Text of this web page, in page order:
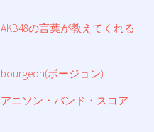
AKB48の言葉が教えてくれる
bourgeon(ボージョン)
アニソン・バンド・スコア